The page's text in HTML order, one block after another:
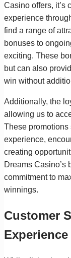
Casino offers, it’s
experience
find a range of
bonuses to
exciting. These
but can also
win without
Additionally, the
allowing us to
These promotions
experience,
creating
Dreams Casino’s
commitment to
winnings.
Customer
Experience